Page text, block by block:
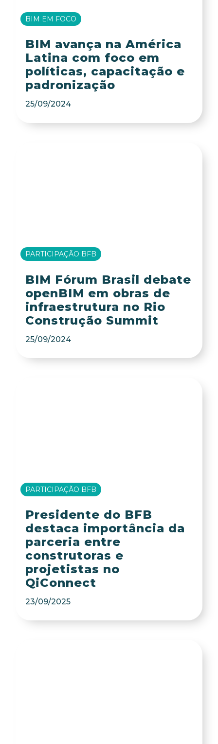
BIM EM FOCO
BIM avança na América
Latina com foco em
políticas, capacitação e
padronização
25/09/2024
PARTICIPAÇÃO BFB
BIM Fórum Brasil debate
openBIM em obras de
infraestrutura no Rio
Construção Summit
25/09/2024
PARTICIPAÇÃO BFB
Presidente do BFB
destaca importância da
parceria entre
construtoras e
projetistas no
QiConnect
23/09/2025